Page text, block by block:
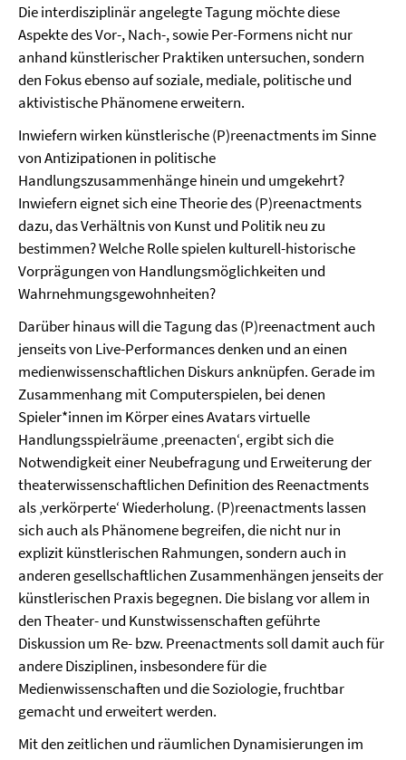
Die interdisziplinär angelegte Tagung möchte diese
Aspekte des Vor-, Nach-, sowie Per-Formens nicht nur
anhand künstlerischer Praktiken untersuchen, sondern
den Fokus ebenso auf soziale, mediale, politische und
aktivistische Phänomene erweitern.
Inwiefern wirken künstlerische (P)reenactments im Sinne
von Antizipationen in politische
Handlungszusammenhänge hinein und umgekehrt?
Inwiefern eignet sich eine Theorie des (P)reenactments
dazu, das Verhältnis von Kunst und Politik neu zu
bestimmen? Welche Rolle spielen kulturell-historische
Vorprägungen von Handlungsmöglichkeiten und
Wahrnehmungsgewohnheiten?
Darüber hinaus will die Tagung das (P)reenactment auch
jenseits von Live-Performances denken und an einen
medienwissenschaftlichen Diskurs anknüpfen. Gerade im
Zusammenhang mit Computerspielen, bei denen
Spieler*innen im Körper eines Avatars virtuelle
Handlungsspielräume ‚preenacten‘, ergibt sich die
Notwendigkeit einer Neubefragung und Erweiterung der
theaterwissenschaftlichen Definition des Reenactments
als ‚verkörperte‘ Wiederholung. (P)reenactments lassen
sich auch als Phänomene begreifen, die nicht nur in
explizit künstlerischen Rahmungen, sondern auch in
anderen gesellschaftlichen Zusammenhängen jenseits der
künstlerischen Praxis begegnen. Die bislang vor allem in
den Theater- und Kunstwissenschaften geführte
Diskussion um Re- bzw. Preenactments soll damit auch für
andere Disziplinen, insbesondere für die
Medienwissenschaften und die Soziologie, fruchtbar
gemacht und erweitert werden.
Mit den zeitlichen und räumlichen Dynamisierungen im